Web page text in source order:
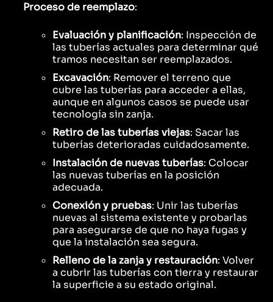
Proceso de reemplazo:
Evaluación y planificación: Inspección de
las tuberías actuales para determinar qué
tramos necesitan ser reemplazados.
Excavación: Remover el terreno que
cubre las tuberías para acceder a ellas,
aunque en algunos casos se puede usar
tecnología sin zanja.
Retiro de las tuberías viejas: Sacar las
tuberías deterioradas cuidadosamente.
Instalación de nuevas tuberías: Colocar
las nuevas tuberías en la posición
adecuada.
Conexión y pruebas: Unir las tuberías
nuevas al sistema existente y probarlas
para asegurarse de que no haya fugas y
que la instalación sea segura.
Relleno de la zanja y restauración: Volver
a cubrir las tuberías con tierra y restaurar
la superficie a su estado original.